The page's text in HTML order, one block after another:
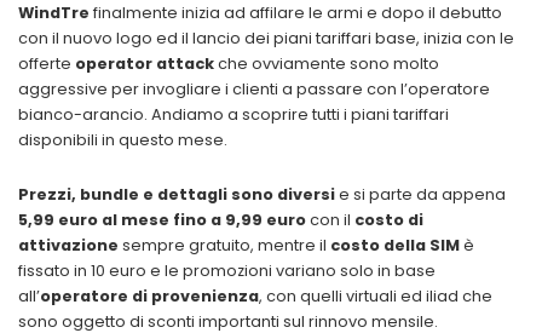
WindTre finalmente inizia ad affilare le armi e dopo il debutto
con il nuovo logo ed il lancio dei piani tariffari base, inizia con le
offerte operator attackche ovviamente sono molto
aggressive per invogliare i clienti a passare con l’operatore
bianco-arancio. Andiamo a scoprire tutti i piani tariffari
disponibili in questo mese.
Prezzi, bundle e dettagli sono diversie si parte da appena
5,99 euro al mese fino a 9,99 eurocon il costo di
attivazione sempre gratuito, mentre il costo della SIMè
fissato in 10 euro e le promozioni variano solo in base
all’operatore di provenienza, con quelli virtuali ed iliad che
sono oggetto di sconti importanti sul rinnovo mensile.